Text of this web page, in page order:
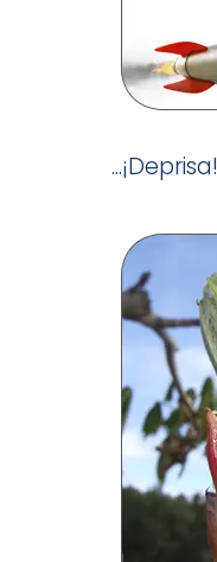
...¡Deprisa!